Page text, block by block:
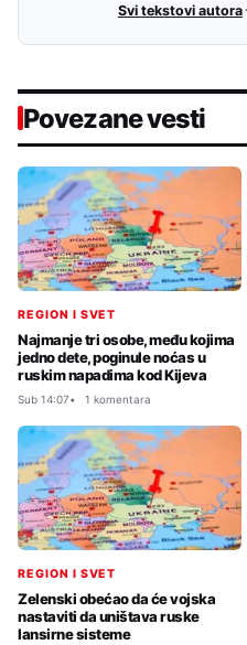
Svi tekstovi autora
Povezane vesti
REGION I SVET
Najmanje tri osobe, među kojima
jedno dete, poginule noćas u
ruskim napadima kod Kijeva
Sub 14:07 1 komentara
REGION I SVET
Zelenski obećao da će vojska
nastaviti da uništava ruske
lansirne sisteme